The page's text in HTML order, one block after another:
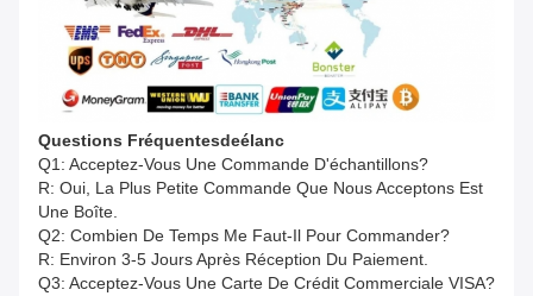
Questions FréquentesDeÉlanc
Q1: Acceptez-Vous Une Commande D'échantillons?
R: Oui, La Plus Petite Commande Que Nous Acceptons Est
Une Boîte.
Q2: Combien De Temps Me Faut-Il Pour Commander?
R: Environ 3-5 Jours Après Réception Du Paiement.
Q3: Acceptez-Vous Une Carte De Crédit Commerciale VISA?